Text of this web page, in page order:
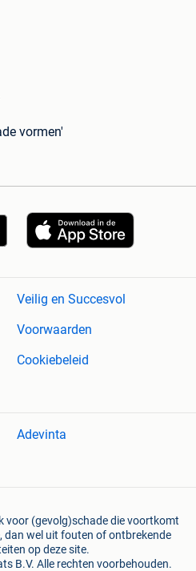
vormen'
Veilig en Succesvol
Voorwaarden
Cookiebeleid
Adevinta
voor (gevolg)schade die voortkomt
dan wel uit fouten of ontbrekende
op deze site.
B.V. Alle rechten voorbehouden.